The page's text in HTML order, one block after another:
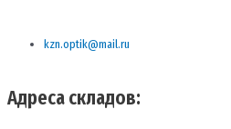
kzn.optik@mail.ru
Адреса складов: